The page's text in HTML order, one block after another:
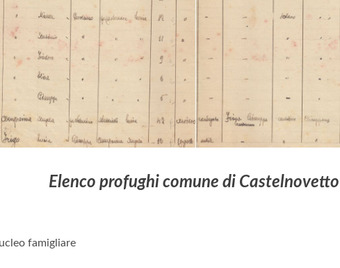
Elenco profughi comune di Castelnovetto
famigliare